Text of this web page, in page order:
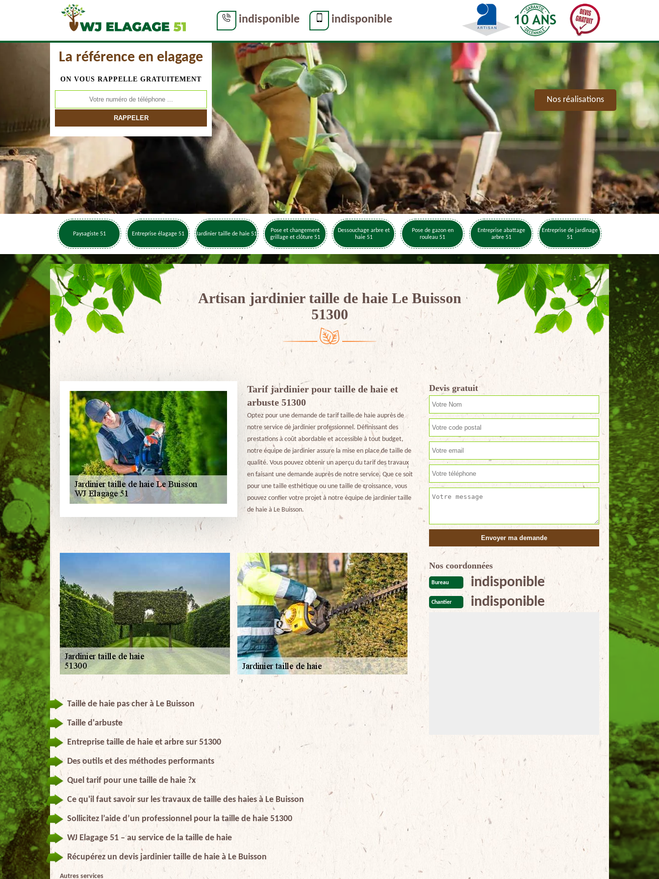
indisponible indisponible
La référence en elagage
ON VOUS RAPPELLE GRATUITEMENT
Nos réalisations
Paysagiste 51 Entreprise élagage 51 Jardinier taille de haie 51
Pose et changement
grillage et clôture 51
Dessouchage arbre et
haie 51
Pose de gazon en
rouleau 51
Entreprise abattage
arbre 51
Entreprise de jardinage
51
Artisan jardinier taille de haie Le Buisson
51300
Tarif jardinier pour taille de haie et
arbuste 51300
Optez pour une demande de tarif taille de haie auprès de
notre service de jardinier professionnel. Définissant des
prestations à coût abordable et accessible à tout budget,
notre équipe de jardinier assure la mise en place de taille de
qualité. Vous pouvez obtenir un aperçu du tarif des travaux
en faisant une demande auprès de notre service. Que ce soit
pour une taille esthétique ou une taille de croissance, vous
pouvez confier votre projet à notre équipe de jardinier taille
de haie à Le Buisson.
Taille de haie pas cher à Le Buisson
Taille d'arbuste
Entreprise taille de haie et arbre sur 51300
Des outils et des méthodes performants
Quel tarif pour une taille de haie ?x
Ce qu'il faut savoir sur les travaux de taille des haies à Le Buisson
Sollicitez l’aide d’un professionnel pour la taille de haie 51300
WJ Elagage 51 – au service de la taille de haie
Récupérez un devis jardinier taille de haie à Le Buisson
Devis gratuit
Nos coordonnées
Bureau indisponible
Chantier indisponible
Autres services